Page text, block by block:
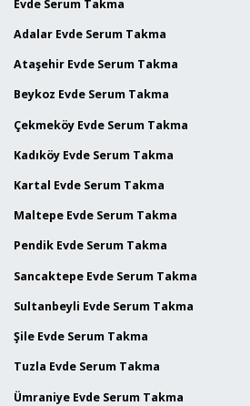
Evde Serum Takma
Adalar Evde Serum Takma
Ataşehir Evde Serum Takma
Beykoz Evde Serum Takma
Çekmeköy Evde Serum Takma
Kadıköy Evde Serum Takma
Kartal Evde Serum Takma
Maltepe Evde Serum Takma
Pendik Evde Serum Takma
Sancaktepe Evde Serum Takma
Sultanbeyli Evde Serum Takma
Şile Evde Serum Takma
Tuzla Evde Serum Takma
Ümraniye Evde Serum Takma